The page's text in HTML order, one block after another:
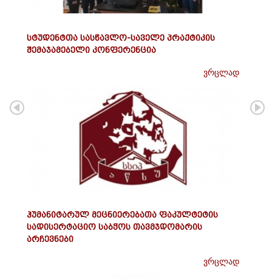
სტუდენტთა სასწავლო-საველე პრაქტიკის
შემაჯამებელი კონფერენცია
ვრცლად
ჰუმანიტარულ მეცნიერებათა ფაკულტეტის
სადისერტაციო საბჭოს თავმჯდომარის
არჩევნები
ვრცლად